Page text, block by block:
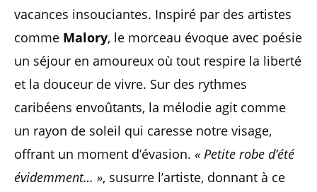
vacances insouciantes. Inspiré par des artistes
comme Malory, le morceau évoque avec poésie
un séjour en amoureux où tout respire la liberté
et la douceur de vivre. Sur des rythmes
caribéens envoûtants, la mélodie agit comme
un rayon de soleil qui caresse notre visage,
offrant un moment d’évasion. « Petite robe d’été
évidemment… », susurre l’artiste, donnant à ce